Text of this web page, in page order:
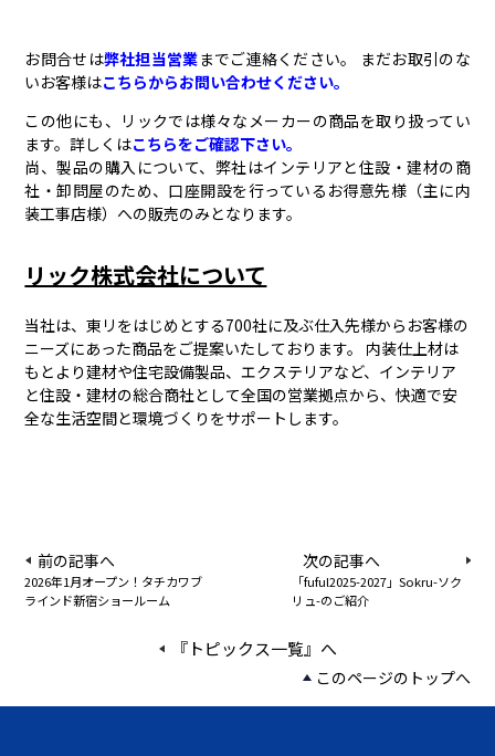
お問合せは弊社担当営業までご連絡ください。 まだお取引のな
いお客様はこちらからお問い合わせください。
この他にも、リックでは様々なメーカーの商品を取り扱ってい
ます。詳しくはこちらをご確認下さい。
尚、製品の購入について、弊社はインテリアと住設・建材の商
社・卸問屋のため、口座開設を行っているお得意先様（主に内
装工事店様）への販売のみとなります。
リック株式会社について
当社は、東リをはじめとする700社に及ぶ仕入先様からお客様の
ニーズにあった商品をご提案いたしております。 内装仕上材は
もとより建材や住宅設備製品、エクステリアなど、インテリア
と住設・建材の総合商社として全国の営業拠点から、快適で安
全な生活空間と環境づくりをサポートします。
前の記事へ
2026年1月オープン！タチカワブ
ラインド新宿ショールーム
次の記事へ
「fuful2025-2027」Sokru-ソク
リュ-のご紹介
『トピックス一覧』へ
このページのトップへ